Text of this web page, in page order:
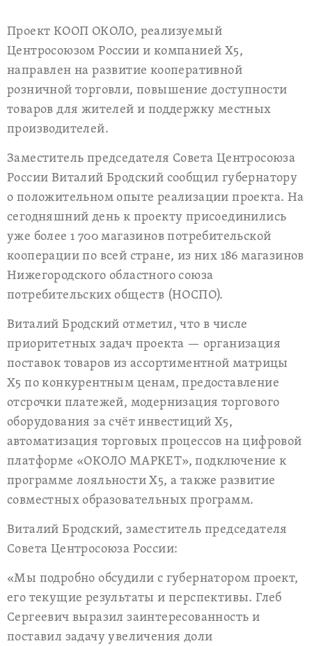
Проект КООП ОКОЛО, реализуемый
Центросоюзом России и компанией Х5,
направлен на развитие кооперативной
розничной торговли, повышение доступности
товаров для жителей и поддержку местных
производителей.
Заместитель председателя Совета Центросоюза
России Виталий Бродский сообщил губернатору
о положительном опыте реализации проекта. На
сегодняшний день к проекту присоединились
уже более 1 700 магазинов потребительской
кооперации по всей стране, из них 186 магазинов
Нижегородского областного союза
потребительских обществ (НОСПО).
Виталий Бродский отметил, что в числе
приоритетных задач проекта — организация
поставок товаров из ассортиментной матрицы
Х5 по конкурентным ценам, предоставление
отсрочки платежей, модернизация торгового
оборудования за счёт инвестиций Х5,
автоматизация торговых процессов на цифровой
платформе «ОКОЛО МАРКЕТ», подключение к
программе лояльности Х5, а также развитие
совместных образовательных программ.
Виталий Бродский, заместитель председателя
Совета Центросоюза России:
«Мы подробно обсудили с губернатором проект,
его текущие результаты и перспективы. Глеб
Сергеевич выразил заинтересованность и
поставил задачу увеличения доли